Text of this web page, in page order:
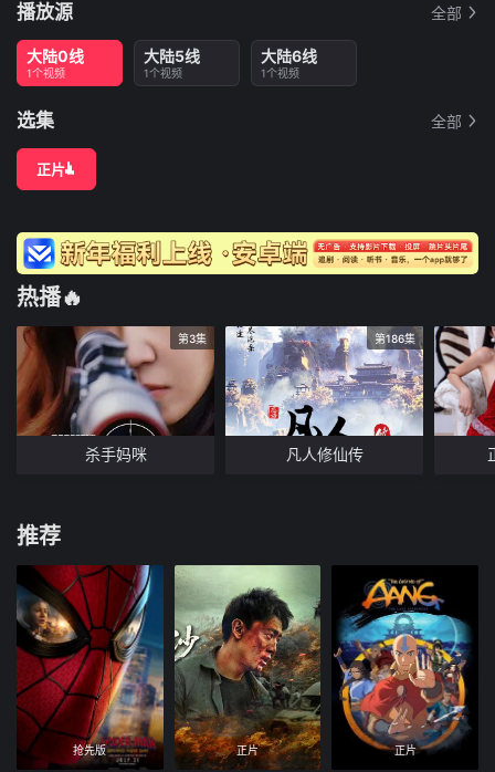
播放源 全部
大陆0线
1个视频
大陆5线
1个视频
大陆6线
1个视频
选集 全部
正片
热播🔥
第3集
杀手妈咪
第186集
凡人修仙传
推荐
抢先版 正片 正片